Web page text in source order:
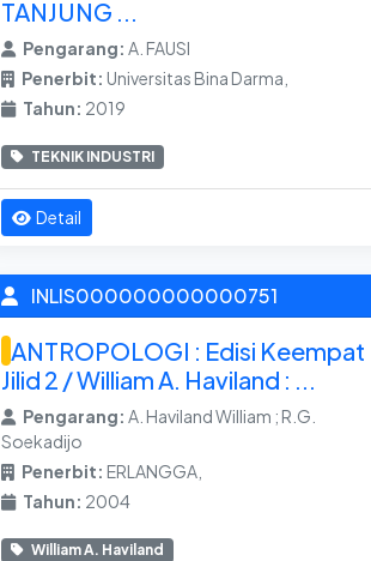
TANJUNG ...
Pengarang: A. FAUSI
Penerbit: Universitas Bina Darma,
Tahun: 2019
TEKNIK INDUSTRI
Detail
INLIS000000000000751
ANTROPOLOGI : Edisi Keempat
Jilid 2 / William A. Haviland : ...
Pengarang: A. Haviland William ; R.G.
Soekadijo
Penerbit: ERLANGGA,
Tahun: 2004
William A. Haviland